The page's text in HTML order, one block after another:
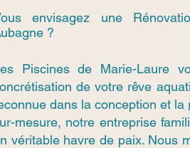
envisagez une
?
Piscines de Marie-Laure
de votre rêve
dans la conception et la
mesure, notre entreprise
véritable havre de paix. Nous